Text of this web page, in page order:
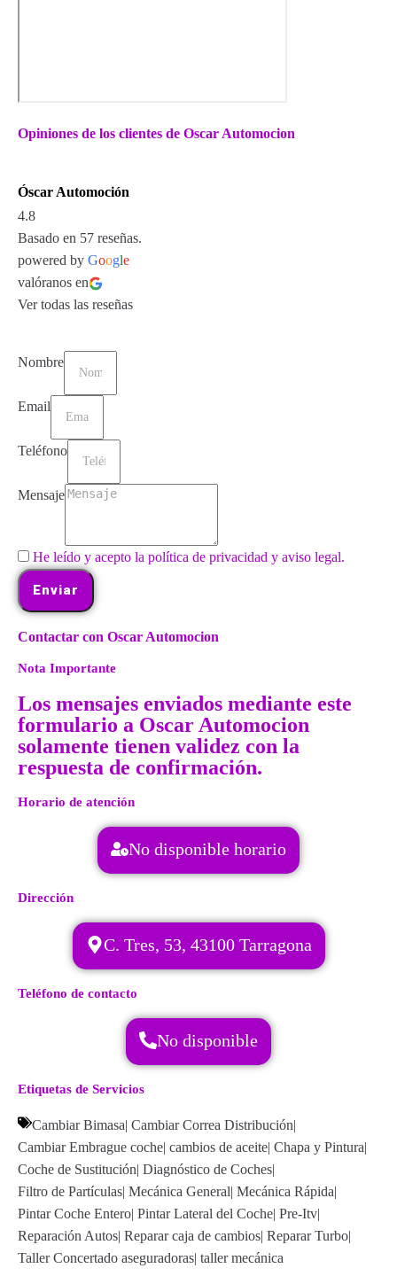
Opiniones de los clientes de Oscar Automocion
Óscar Automoción
4.8
Basado en 57 reseñas.
powered by Google
valóranos en
Ver todas las reseñas
Nombre
Email
Teléfono
Mensaje
He leído y acepto la política de privacidad y aviso legal.
Enviar
Contactar con Oscar Automocion
Nota Importante
Los mensajes enviados mediante este
formulario a Oscar Automocion
solamente tienen validez con la
respuesta de confirmación.
Horario de atención
No disponible horario
Dirección
C. Tres, 53, 43100 Tarragona
Teléfono de contacto
No disponible
Etiquetas de Servicios
Cambiar Bimasa| Cambiar Correa Distribución|
Cambiar Embrague coche| cambios de aceite| Chapa y Pintura|
Coche de Sustitución| Diagnóstico de Coches|
Filtro de Partículas| Mecánica General| Mecánica Rápida|
Pintar Coche Entero| Pintar Lateral del Coche| Pre-Itv|
Reparación Autos| Reparar caja de cambios| Reparar Turbo|
Taller Concertado aseguradoras| taller mecánica